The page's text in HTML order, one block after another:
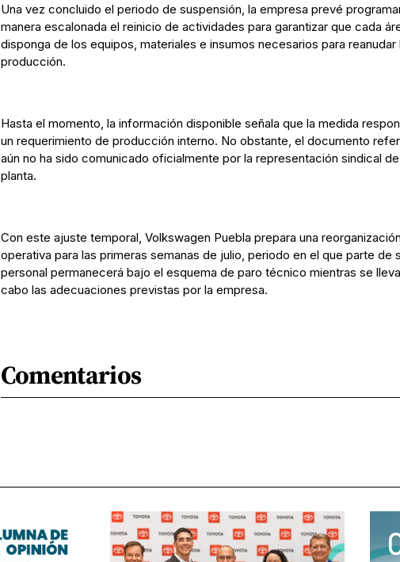
Una vez concluido el periodo de suspensión, la empresa prevé
manera escalonada el reinicio de actividades para garantizar que cada
disponga de los equipos, materiales e insumos necesarios para reanudar
producción.
Hasta el momento, la información disponible señala que la medida
un requerimiento de producción interno. No obstante, el documento
aún no ha sido comunicado oficialmente por la representación sindical de
planta.
Con este ajuste temporal, Volkswagen Puebla prepara una reorganización
operativa para las primeras semanas de julio, periodo en el que parte de
personal permanecerá bajo el esquema de paro técnico mientras se
cabo las adecuaciones previstas por la empresa.
Comentarios